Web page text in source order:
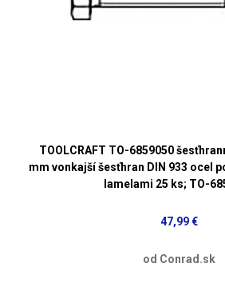
TOOLCRAFT TO-6859050
mm vonkajší šesťhran DIN 933 ocel
lamelami 25 ks; TO-
47,99 €
od Conrad.sk